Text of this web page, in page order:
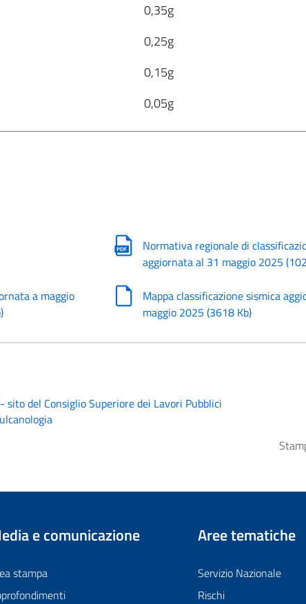
0,35g
0,25g
0,15g
0,05g
Normativa regionale di
aggiornata al 31 maggio 2025(
a maggio
)
Mappa classificazione sismica
maggio 2025(3618 Kb)
del Consiglio Superiore dei Lavori Pubblici
e comunicazione
stampa
Aree tematiche
Servizio Nazionale
Rischi